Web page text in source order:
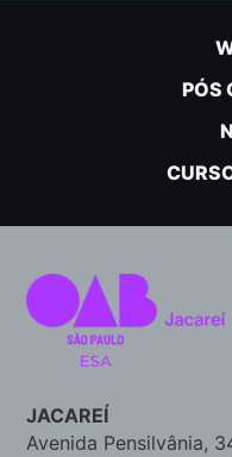
PÓS
JACAREÍ
Avenida Pensilvânia,